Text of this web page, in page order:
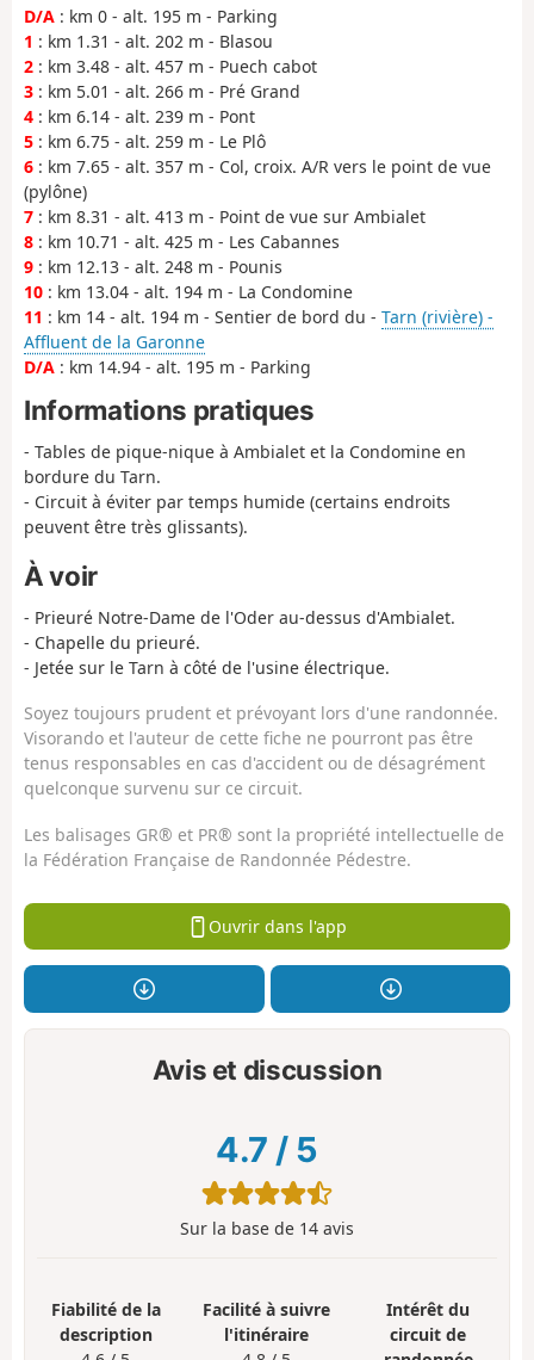
D/A : km 0 - alt. 195 m - Parking
1 : km 1.31 - alt. 202 m - Blasou
2 : km 3.48 - alt. 457 m - Puech cabot
3 : km 5.01 - alt. 266 m - Pré Grand
4 : km 6.14 - alt. 239 m - Pont
5 : km 6.75 - alt. 259 m - Le Plô
6 : km 7.65 - alt. 357 m - Col, croix. A/R vers le point de vue
(pylône)
7 : km 8.31 - alt. 413 m - Point de vue sur Ambialet
8 : km 10.71 - alt. 425 m - Les Cabannes
9 : km 12.13 - alt. 248 m - Pounis
10 : km 13.04 - alt. 194 m - La Condomine
11 : km 14 - alt. 194 m - Sentier de bord du - Tarn (rivière) -
Affluent de la Garonne
D/A : km 14.94 - alt. 195 m - Parking
Informations pratiques
- Tables de pique-nique à Ambialet et la Condomine en
bordure du Tarn.
- Circuit à éviter par temps humide (certains endroits
peuvent être très glissants).
À voir
- Prieuré Notre-Dame de l'Oder au-dessus d'Ambialet.
- Chapelle du prieuré.
- Jetée sur le Tarn à côté de l'usine électrique.
Soyez toujours prudent et prévoyant lors d'une randonnée.
Visorando et l'auteur de cette fiche ne pourront pas être
tenus responsables en cas d'accident ou de désagrément
quelconque survenu sur ce circuit.
Les balisages GR® et PR® sont la propriété intellectuelle de
la Fédération Française de Randonnée Pédestre.
Ouvrir dans l'app
Avis et discussion
4.7 / 5
Sur la base de 14 avis
Fiabilité de la
description
Facilité à suivre
l'itinéraire
Intérêt du
circuit de